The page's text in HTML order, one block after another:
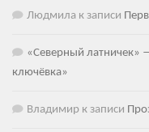
Людмила к записи
«Северный латничек»
ключёвка»
Владимир к записи